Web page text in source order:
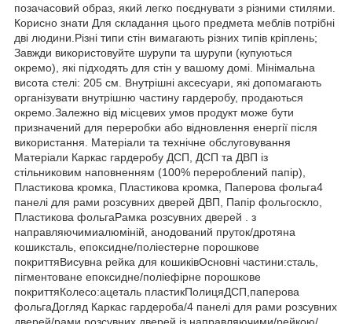
позачасовий образ, який легко поєднувати з різними стилями.
Корисно знати Для складання цього предмета меблів потрібні
дві людини.Різні типи стін вимагають різних типів кріплень;
Завжди використовуйте шурупи та шурупи (купуються
окремо), які підходять для стін у вашому домі. Мінімальна
висота стелі: 205 см. Внутрішні аксесуари, які допомагають
організувати внутрішню частину гардеробу, продаються
окремо.Залежно від місцевих умов продукт може бути
призначений для переробки або відновлення енергії після
використання. Матеріали та технічне обслуговування
Матеріали Каркас гардеробу ДСП, ДСП та ДВП із
стільниковим наповненням (100% перероблений папір),
Пластикова кромка, Пластикова кромка, Паперова фольга4
панелі для рами розсувних дверей ДВП, Папір фольгоскло,
Пластикова фольгаРамка розсувних дверей . з
направляючимиалюміній, анодований пруток/дротяна
кошиксталь, епоксидне/поліестерне порошкове
покриттяВисувна рейка для кошиківОсновні частини:сталь,
пігментоване епоксидне/поліефірне порошкове
покриттяКолесо:ацеталь пластикПолицяДСП,паперова
фольгаДогляд Каркас гардероба/4 панелі для рами розсувних
дверей/рами розсувних дверей із направляючими/рейкою/